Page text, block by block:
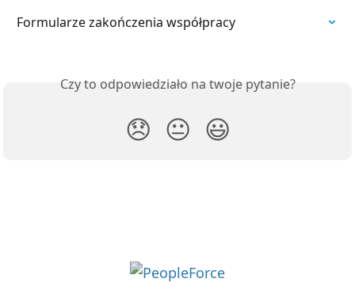
Formularze zakończenia współpracy
Czy to odpowiedziało na twoje pytanie?
😞 😐 😃